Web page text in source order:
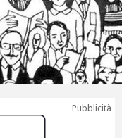
Pubblicità